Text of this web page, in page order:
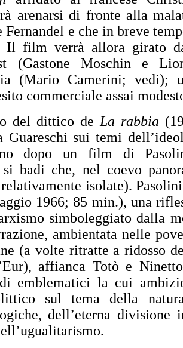
arenarsi di fronte alla
Fernandel e che in breve
Il film verrà allora girato
(Gastone Moschin e
(Mario Camerini; vedi);
commerciale assai
del dittico de La rabbia
sui temi
dopo un film di
si badi che, nel coevo
isolate).
1966; 85 min.), una
simboleggiato dalla
ambientata nelle
(a volte ritratte a ridosso
affianca Totò e
emblematici la cui
sul tema della
dell’eterna divisione